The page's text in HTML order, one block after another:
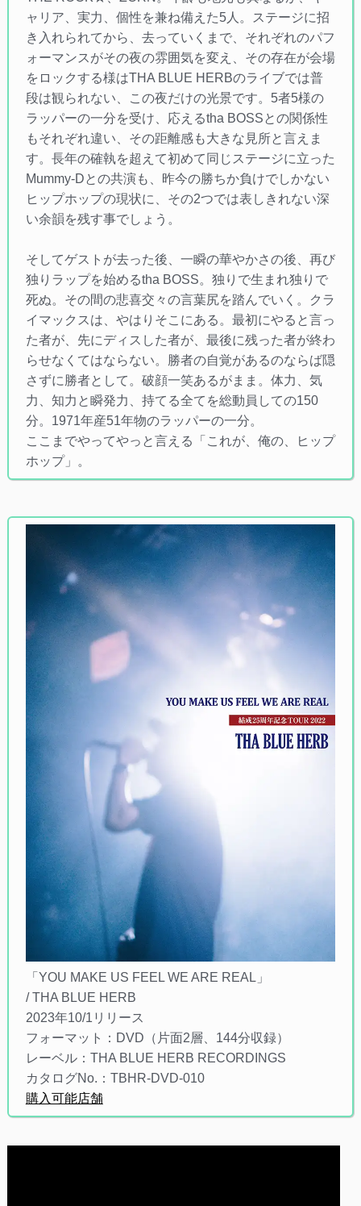
ャリア、実力、個性を兼ね備えた5人。ステージに招
き入れられてから、去っていくまで、それぞれのパフ
ォーマンスがその夜の雰囲気を変え、その存在が会場
をロックする様はTHA BLUE HERBのライブでは普
段は観られない、この夜だけの光景です。5者5様の
ラッパーの一分を受け、応えるtha BOSSとの関係性
もそれぞれ違い、その距離感も大きな見所と言えま
す。長年の確執を超えて初めて同じステージに立った
Mummy-Dとの共演も、昨今の勝ちか負けでしかない
ヒップホップの現状に、その2つでは表しきれない深
い余韻を残す事でしょう。
そしてゲストが去った後、一瞬の華やかさの後、再び
独りラップを始めるtha BOSS。独りで生まれ独りで
死ぬ。その間の悲喜交々の言葉尻を踏んでいく。クラ
イマックスは、やはりそこにある。最初にやると言っ
た者が、先にディスした者が、最後に残った者が終わ
らせなくてはならない。勝者の自覚があるのならば隠
さずに勝者として。破顔一笑あるがまま。体力、気
力、知力と瞬発力、持てる全てを総動員しての150
分。1971年産51年物のラッパーの一分。
ここまでやってやっと言える「これが、俺の、ヒップ
ホップ」。
「YOU MAKE US FEEL WE ARE REAL」
/ THA BLUE HERB
2023年10/1リリース
フォーマット：DVD（片面2層、144分収録）
レーベル：THA BLUE HERB RECORDINGS
カタログNo.：TBHR-DVD-010
購入可能店舗